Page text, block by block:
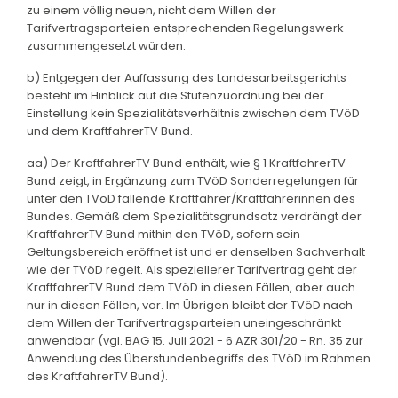
zu einem völlig neuen, nicht dem Willen der
Tarifvertragsparteien entsprechenden Regelungswerk
zusammengesetzt würden.
b) Entgegen der Auffassung des Landesarbeitsgerichts
besteht im Hinblick auf die Stufenzuordnung bei der
Einstellung kein Spezialitätsverhältnis zwischen dem TVöD
und dem KraftfahrerTV Bund.
aa) Der KraftfahrerTV Bund enthält, wie § 1 KraftfahrerTV
Bund zeigt, in Ergänzung zum TVöD Sonderregelungen für
unter den TVöD fallende Kraftfahrer/Kraftfahrerinnen des
Bundes. Gemäß dem Spezialitätsgrundsatz verdrängt der
KraftfahrerTV Bund mithin den TVöD, sofern sein
Geltungsbereich eröffnet ist und er denselben Sachverhalt
wie der TVöD regelt. Als speziellerer Tarifvertrag geht der
KraftfahrerTV Bund dem TVöD in diesen Fällen, aber auch
nur in diesen Fällen, vor. Im Übrigen bleibt der TVöD nach
dem Willen der Tarifvertragsparteien uneingeschränkt
anwendbar (vgl. BAG 15. Juli 2021 - 6 AZR 301/20 - Rn. 35 zur
Anwendung des Überstundenbegriffs des TVöD im Rahmen
des KraftfahrerTV Bund).